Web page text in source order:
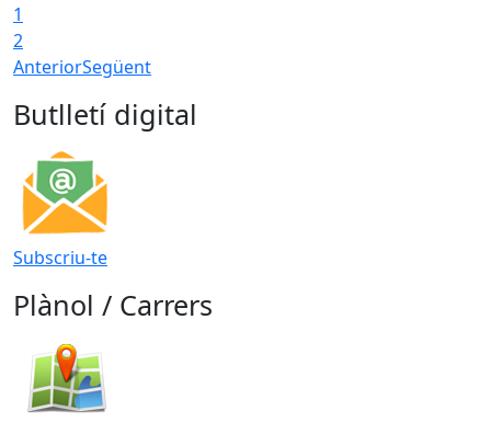
1
2
AnteriorSegüent
Butlletí digital
Subscriu-te
Plànol / Carrers